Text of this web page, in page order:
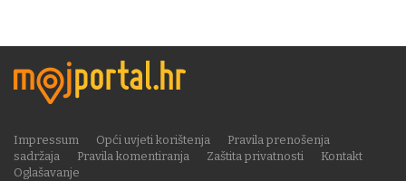
Impressum Opći uvjeti korištenja
Pravila prenošenja
sadržaja
Pravila komentiranja Zaštita privatnosti
Kontakt
Oglašavanje